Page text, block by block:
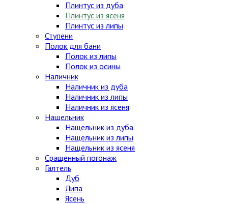
Плинтус из дуба
Плинтус из ясеня
Плинтус из липы
Ступени
Полок для бани
Полок из липы
Полок из осины
Наличник
Наличник из дуба
Наличник из липы
Наличник из ясеня
Нащельник
Нащельник из дуба
Нащельник из липы
Нащельник из ясеня
Сращенный погонаж
Галтель
Дуб
Липа
Ясень